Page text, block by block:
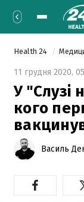
Health 24
11 грудня 2020,
У "Слузі
кого
Василь